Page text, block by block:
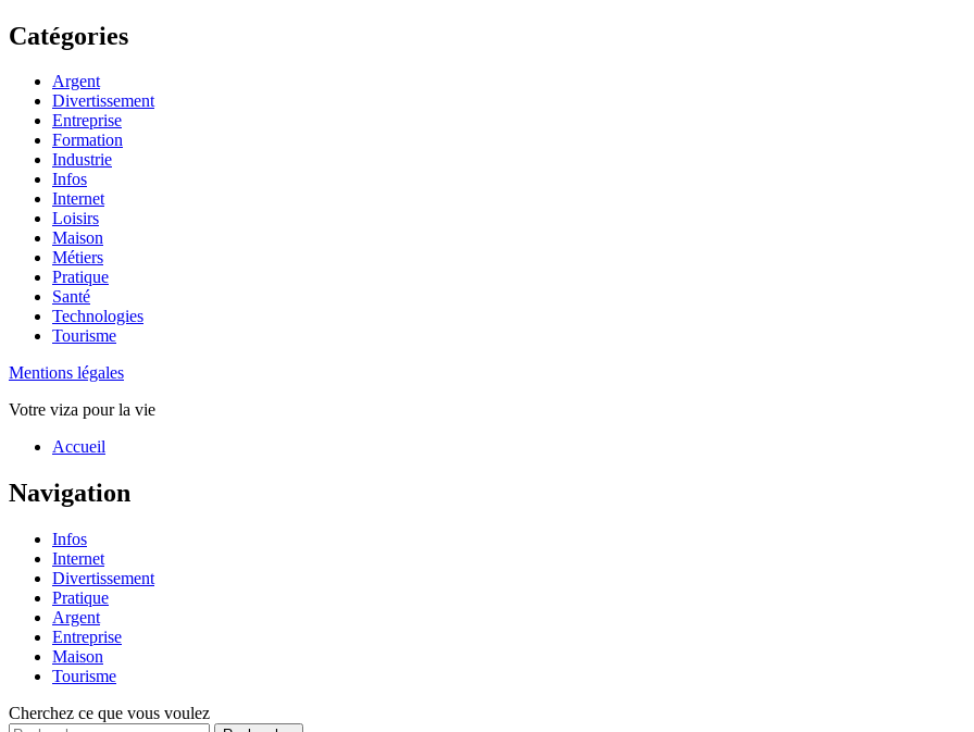
Catégories
Argent
Divertissement
Entreprise
Formation
Industrie
Infos
Internet
Loisirs
Maison
Métiers
Pratique
Santé
Technologies
Tourisme
Mentions légales
Votre viza pour la vie
Haut
page
Accueil
Navigation
Infos
Internet
Divertissement
Pratique
Argent
Entreprise
Maison
Tourisme
Cherchez ce que vous voulez